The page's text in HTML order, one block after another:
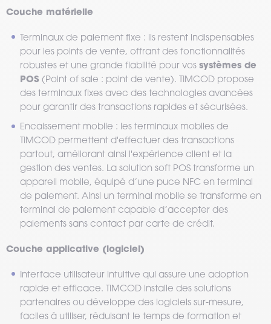
Couche matérielle
Terminaux de paiement fixe : ils restent indispensables
pour les points de vente, offrant des fonctionnalités
robustes et une grande fiabilité pour vossystèmes de
POS (Point of sale : point de vente). TIMCOD propose
des terminaux fixes avec des technologies avancées
pour garantir des transactions rapides et sécurisées.
Encaissement mobile : les terminaux mobiles de
TIMCOD permettent d'effectuer des transactions
partout, améliorant ainsi l'expérience client et la
gestion des ventes. La solution soft POS transforme un
appareil mobile, équipé d’une puce NFC en terminal
de paiement. Ainsi un terminal mobile se transforme en
terminal de paiement capable d’accepter des
paiements sans contact par carte de crédit.
Couche applicative (logiciel)
Interface utilisateur intuitive qui assure une adoption
rapide et efficace. TIMCOD installe des solutions
partenaires ou développe des logiciels sur-mesure,
faciles à utiliser, réduisant le temps de formation et